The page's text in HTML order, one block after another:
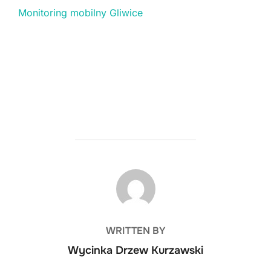
Monitoring mobilny Gliwice
POST AUTHOR
WRITTEN BY
Wycinka Drzew Kurzawski